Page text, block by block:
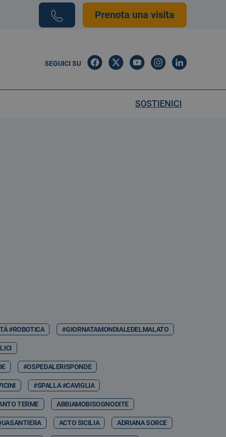
Prenota una visita
SEGUICI SU
SOSTIENICI
#ROBOTICA #GIORNATAMONDIALEDELMALATO
#OSPEDALERISPONDE
#SPALLA #CAVIGLIA
TERME ABBIAMOBISOGNODITE
ACTO SICILIA ADRIANA SORCE